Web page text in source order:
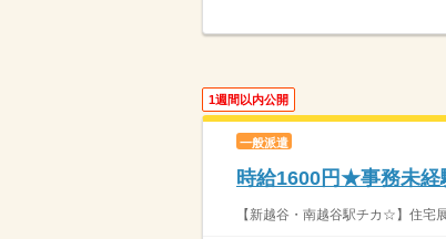
1週間以内公開
一般派遣
時給1600円★事務未経
【新越谷・南越谷駅チカ☆】住宅